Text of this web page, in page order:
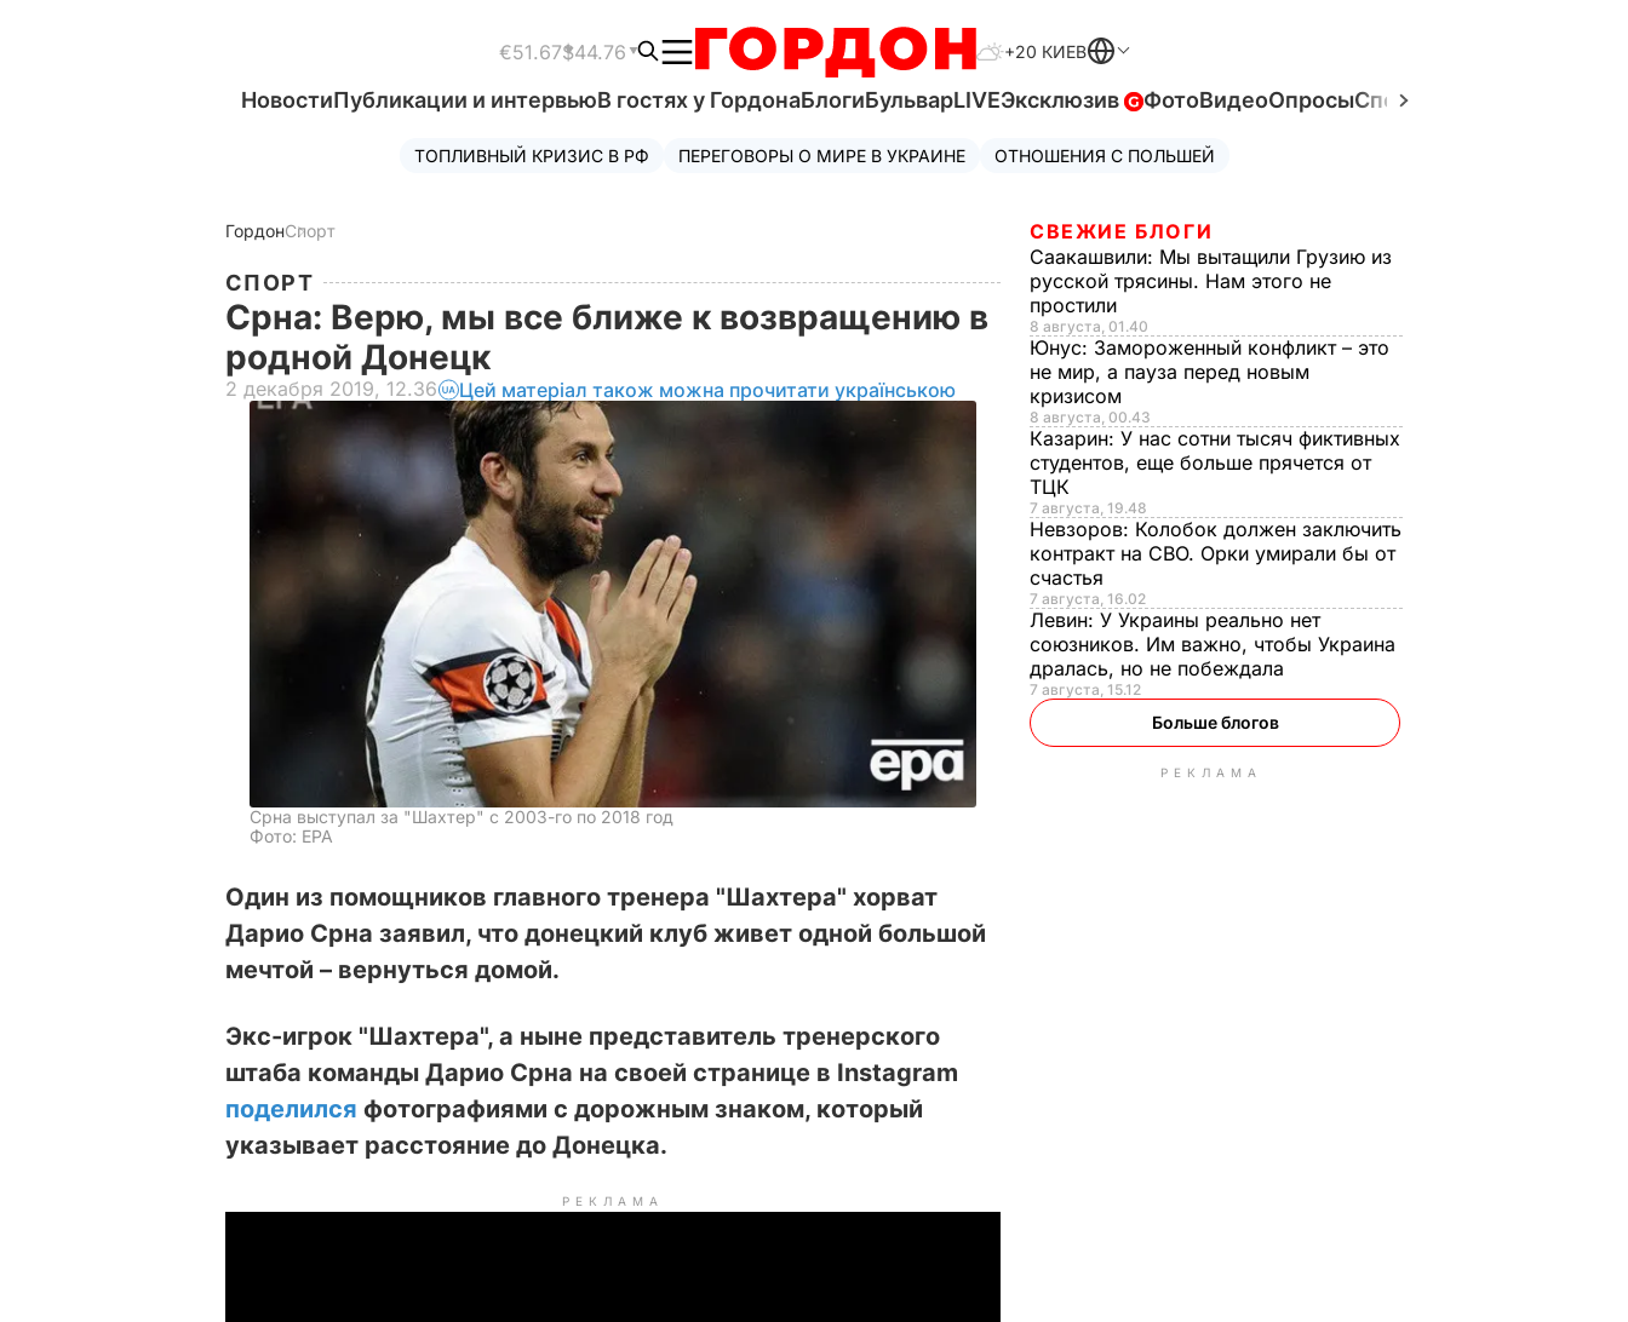
€51.67$44.76 +20 КИЕВ
НовостиПубликации и интервьюВ гостях у ГордонаБлогиБульварLIVEЭксклюзив ФотоВидеоОпросыСпецпроекты
ТОПЛИВНЫЙ КРИЗИС В РФ ПЕРЕГОВОРЫ О МИРЕ В УКРАИНЕ ОТНОШЕНИЯ С ПОЛЬШЕЙ
ГордонСпорт
СПОРТ
Срна: Верю, мы все ближе к возвращению в
родной Донецк
2 декабря 2019, 12.36 Цей матеріал також можна прочитати українською
Срна выступал за "Шахтер" с 2003-го по 2018 год
Фото: EPA
Один из помощников главного тренера "Шахтера" хорват
Дарио Срна заявил, что донецкий клуб живет одной большой
мечтой – вернуться домой.
Экс-игрок "Шахтера", а ныне представитель тренерского
штаба команды Дарио Срна на своей странице в Instagram
поделился фотографиями с дорожным знаком, который
указывает расстояние до Донецка.
РЕКЛАМА
СВЕЖИЕ БЛОГИ
Саакашвили: Мы вытащили Грузию из
русской трясины. Нам этого не
простили
8 августа, 01.40
Юнус: Замороженный конфликт – это
не мир, а пауза перед новым
кризисом
8 августа, 00.43
Казарин: У нас сотни тысяч фиктивных
студентов, еще больше прячется от
ТЦК
7 августа, 19.48
Невзоров: Колобок должен заключить
контракт на СВО. Орки умирали бы от
счастья
7 августа, 16.02
Левин: У Украины реально нет
союзников. Им важно, чтобы Украина
дралась, но не побеждала
7 августа, 15.12
Больше блогов
РЕКЛАМА